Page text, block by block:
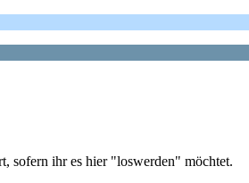
sofern ihr es hier "loswerden" möchtet.